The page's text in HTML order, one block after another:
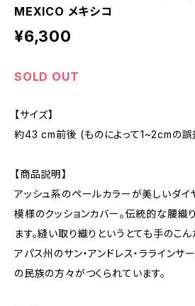
MEXICO メキシコ
¥6,300
SOLD OUT
【サイズ】
約43 cm前後 (ものによって1~2cmの誤
【商品説明】
アッシュ系のペールカラーが美しいダイ
模様のクッションカバー。伝統的な腰織
ます。縫い取り織りというとても手のこん
アパス州のサン・アンドレス・ラライン
の民族の方々がつくられています。